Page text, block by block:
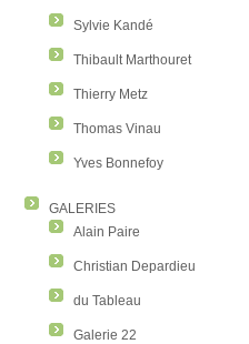
Sylvie Kandé
Thibault Marthouret
Thierry Metz
Thomas Vinau
Yves Bonnefoy
GALERIES
Alain Paire
Christian Depardieu
du Tableau
Galerie 22